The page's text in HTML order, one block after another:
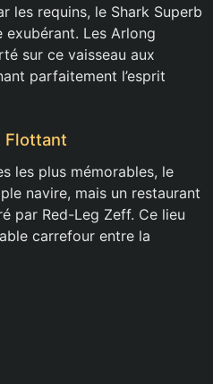
les requins, le Shark Superb
exubérant. Les Arlong
sur ce vaisseau aux
parfaitement l’esprit
Flottant
les plus mémorables, le
navire, mais un restaurant
par Red-Leg Zeff. Ce lieu
carrefour entre la